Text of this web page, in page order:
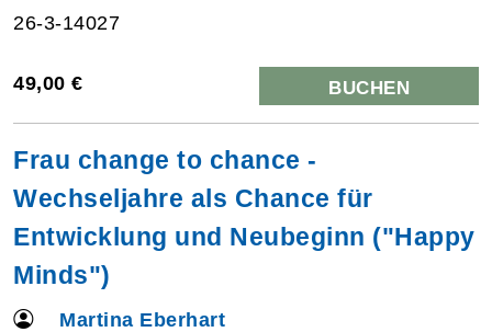
26-3-14027
49,00 € BUCHEN
Frau change to chance -
Wechseljahre als Chance für
Entwicklung und Neubeginn ("Happy
Minds")
Martina Eberhart